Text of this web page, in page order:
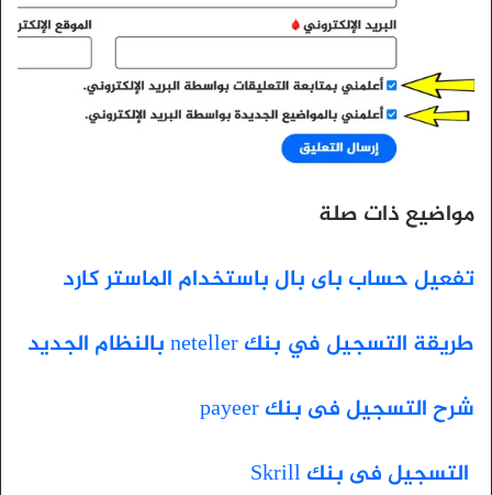
مواضيع ذات صلة
تفعيل حساب باى بال باستخدام الماستر كارد
طريقة التسجيل في بنك neteller بالنظام الجديد
شرح التسجيل فى بنك payeer
التسجيل فى بنك Skrill